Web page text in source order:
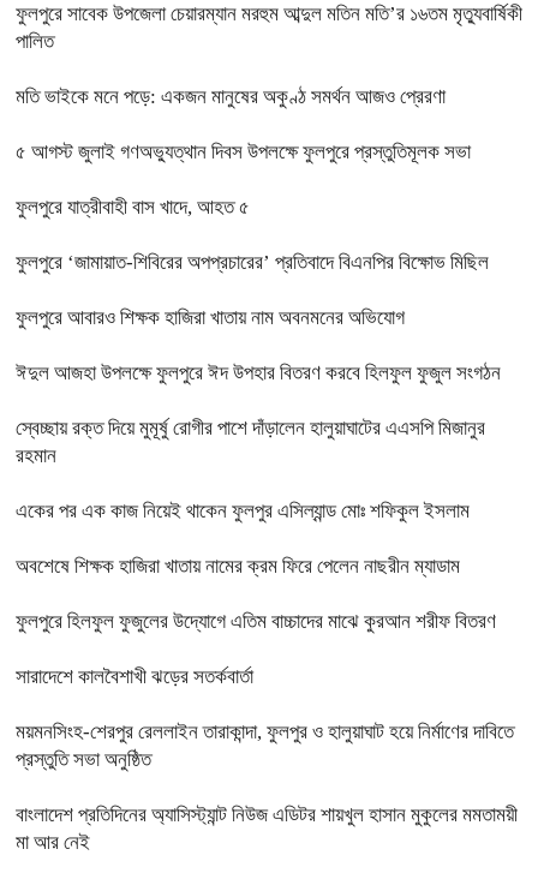
ফুলপুরে সাবেক উপজেলা চেয়ারম্যান মরহুম আব্দুল মতিন মতি’র ১৬তম মৃত্যুবার্ষিকী
পালিত
মতি ভাইকে মনে পড়ে: একজন মানুষের অকুণ্ঠ সমর্থন আজও প্রেরণা
৫ আগস্ট জুলাই গণঅভ্যুত্থান দিবস উপলক্ষে ফুলপুরে প্রস্তুতিমূলক সভা
ফুলপুরে যাত্রীবাহী বাস খাদে, আহত ৫
ফুলপুরে ‘জামায়াত-শিবিরের অপপ্রচারের’ প্রতিবাদে বিএনপির বিক্ষোভ মিছিল
ফুলপুরে আবারও শিক্ষক হাজিরা খাতায় নাম অবনমনের অভিযোগ
ঈদুল আজহা উপলক্ষে ফুলপুরে ঈদ উপহার বিতরণ করবে হিলফুল ফুজুল সংগঠন
স্বেচ্ছায় রক্ত দিয়ে মুমূর্ষু রোগীর পাশে দাঁড়ালেন হালুয়াঘাটের এএসপি মিজানুর
রহমান
একের পর এক কাজ নিয়েই থাকেন ফুলপুর এসিল্যান্ড মোঃ শফিকুল ইসলাম
অবশেষে শিক্ষক হাজিরা খাতায় নামের ক্রম ফিরে পেলেন নাছরীন ম্যাডাম
ফুলপুরে হিলফুল ফুজুলের উদ্যোগে এতিম বাচ্চাদের মাঝে কুরআন শরীফ বিতরণ
সারাদেশে কালবৈশাখী ঝড়ের সতর্কবার্তা
ময়মনসিংহ-শেরপুর রেললাইন তারাকান্দা, ফুলপুর ও হালুয়াঘাট হয়ে নির্মাণের দাবিতে
প্রস্তুতি সভা অনুষ্ঠিত
বাংলাদেশ প্রতিদিনের অ্যাসিস্ট্যান্ট নিউজ এডিটর শায়খুল হাসান মুকুলের মমতাময়ী
মা আর নেই